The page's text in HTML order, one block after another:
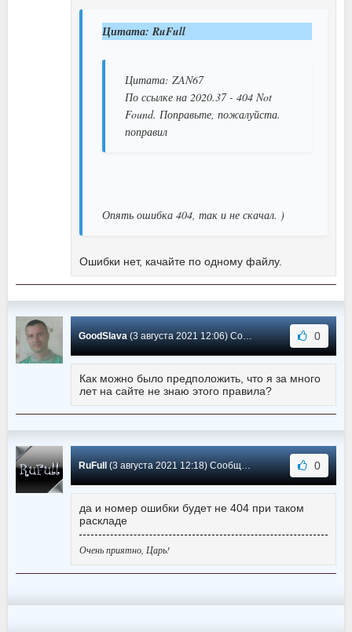
Цитата: RuFull
Цитата: ZAN67
По ссылке на 2020.37 - 404 Not
Found. Поправьте, пожалуйста.
поправил
Опять ошибка 404, так и не скачал. )
Ошибки нет, качайте по одному файлу.
GoodSlava(3 августа 2021 12:06) Сообщение #8 0
Как можно было предположить, что я за много
лет на сайте не знаю этого правила?
RuFull (3 августа 2021 12:18) Сообщение #7 0
да и номер ошибки будет не 404 при таком
раскладе
Очень приятно, Царь!